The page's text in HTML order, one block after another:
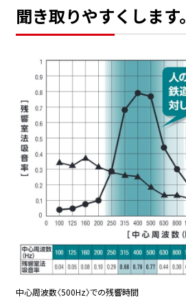
聞き取りやすくします。
中心周波数〈500Hz〉での残響時間